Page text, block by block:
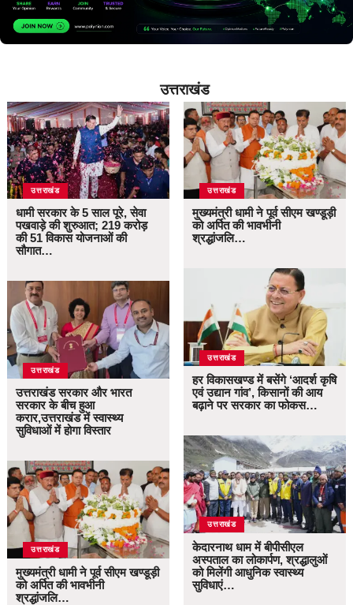
उत्तराखंड
उत्तराखंड
धामी सरकार के 5 साल पूरे, सेवा
पखवाड़े की शुरुआत; 219 करोड़
की 51 विकास योजनाओं की
सौगात…
उत्तराखंड
उत्तराखंड सरकार और भारत
सरकार के बीच हुआ
करार,उत्तराखंड में स्वास्थ्य
सुविधाओं में होगा विस्तार
उत्तराखंड
मुख्यमंत्री धामी ने पूर्व सीएम खण्डूड़ी
को अर्पित की भावभीनी
श्रद्धांजलि…
उत्तराखंड
मुख्यमंत्री धामी ने पूर्व सीएम खण्डूड़ी
को अर्पित की भावभीनी
श्रद्धांजलि…
उत्तराखंड
हर विकासखण्ड में बसेंगे ‘आदर्श कृषि
एवं उद्यान गांव’, किसानों की आय
बढ़ाने पर सरकार का फोकस…
उत्तराखंड
केदारनाथ धाम में बीपीसीएल
अस्पताल का लोकार्पण, श्रद्धालुओं
को मिलेंगी आधुनिक स्वास्थ्य
सुविधाएं…